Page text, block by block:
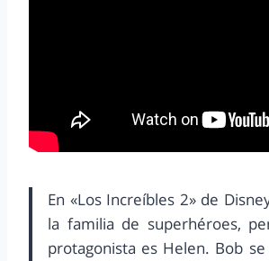
En «Los Increíbles 2» de
la familia de superhéroes,
protagonista es Helen. Bob